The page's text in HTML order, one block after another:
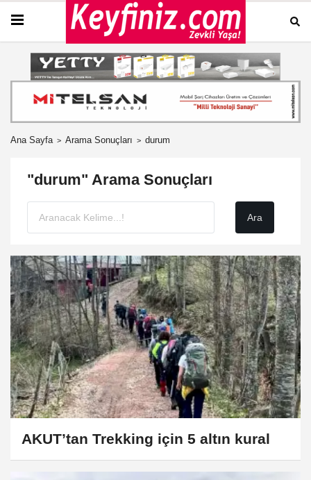
Ana Sayfa Arama Sonuçları durum
"durum" Arama Sonuçları
AKUT’tan Trekking için 5 altın kural